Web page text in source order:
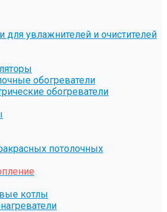
увлажнителей и очистителей
обогреватели
обогреватели
потолочных
котлы